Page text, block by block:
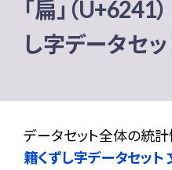
「扁」（
し字データセッ
データセット全体の統計
籍くずし字データセット